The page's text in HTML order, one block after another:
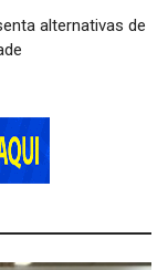
alternativas de